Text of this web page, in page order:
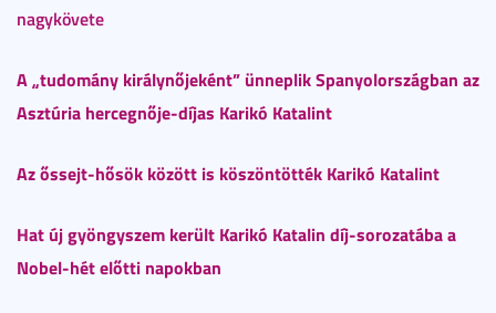
nagykövete
A „tudomány királynőjeként” ünneplik Spanyolországban az
Asztúria hercegnője-díjas Karikó Katalint
Az őssejt-hősök között is köszöntötték Karikó Katalint
Hat új gyöngyszem került Karikó Katalin díj-sorozatába a
Nobel-hét előtti napokban